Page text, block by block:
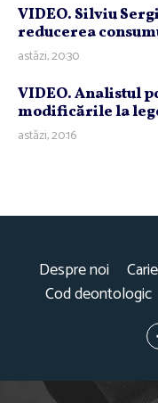
VIDEO. Silviu
reducerea
astăzi, 20:30
VIDEO. Analistul
modificările la
astăzi, 20:16
Despre noi
Cod deontologic